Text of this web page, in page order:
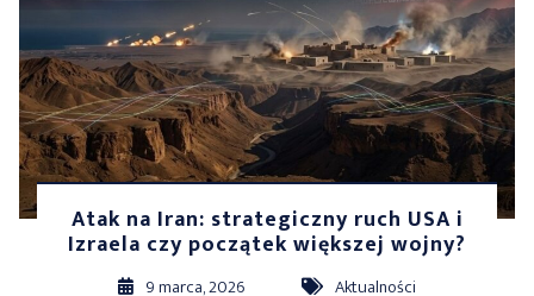
Atak na Iran: strategiczny ruch USA i
Izraela czy początek większej wojny?
9 marca, 2026 Aktualności